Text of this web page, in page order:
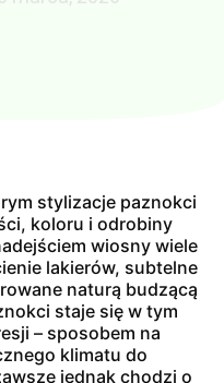
stylizacje paznokci
koloru i odrobiny
wiosny wiele
lakierów, subtelne
naturą budzącą
staje się w tym
– sposobem na
klimatu do
jednak chodzi o